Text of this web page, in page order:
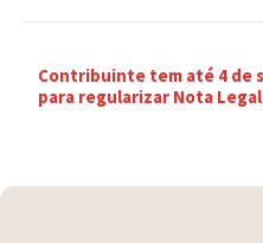
Contribuinte tem até 4 de
para regularizar Nota Legal